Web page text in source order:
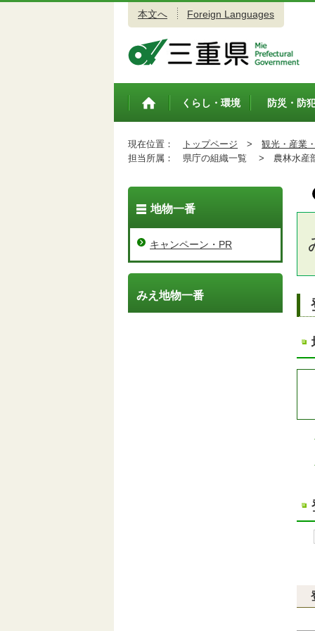
本文へ Foreign Languages
トップペ
くらし・環境 防災・防
現在位置： トップページ > 観光・産業
担当所属：
県庁の組織一覧 > 農林水
地物一番
キャンペーン・PR
みえ地物一番